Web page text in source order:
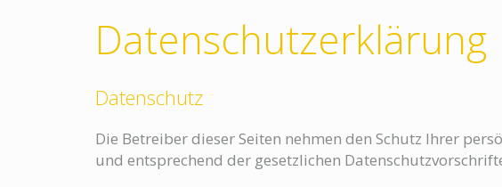
Datenschutzerklärung
Datenschutz
Die Betreiber dieser Seiten nehmen den Schutz Ihrer
und entsprechend der gesetzlichen